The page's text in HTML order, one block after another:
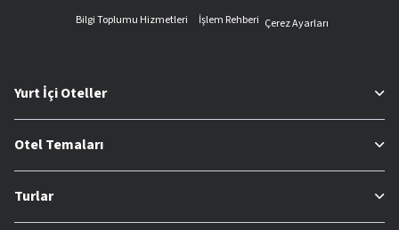
Bilgi Toplumu Hizmetleri
İşlem Rehberi Çerez Ayarları
Yurt İçi Oteller
Otel Temaları
Turlar